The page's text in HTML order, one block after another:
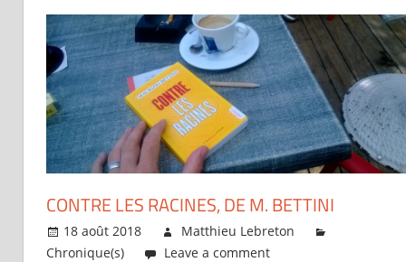
CONTRE LES RACINES, DE M. BETTINI
18 août 2018
Matthieu Lebreton
Chronique(s)
Leave a comment